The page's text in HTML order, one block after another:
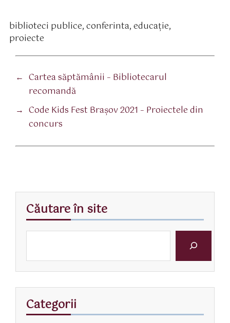
biblioteci publice,conferinta,educaţie,
proiecte
← Cartea săptămânii – Bibliotecarul
recomandă
→ Code Kids Fest Brașov 2021 – Proiectele din
concurs
Căutare în site
Categorii